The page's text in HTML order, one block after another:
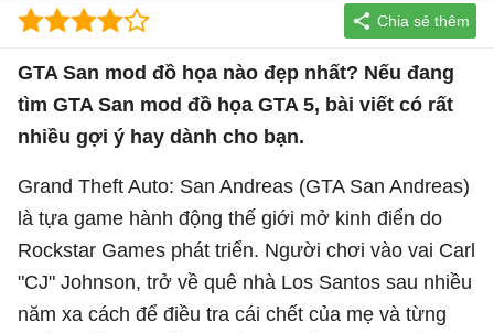
GTA San mod đồ họa nào đẹp nhất? Nếu đang
tìm GTA San mod đồ họa GTA 5, bài viết có rất
nhiều gợi ý hay dành cho bạn.
Grand Theft Auto: San Andreas (GTA San Andreas)
là tựa game hành động thế giới mở kinh điển do
Rockstar Games phát triển. Người chơi vào vai Carl
"CJ" Johnson, trở về quê nhà Los Santos sau nhiều
năm xa cách để điều tra cái chết của mẹ và từng